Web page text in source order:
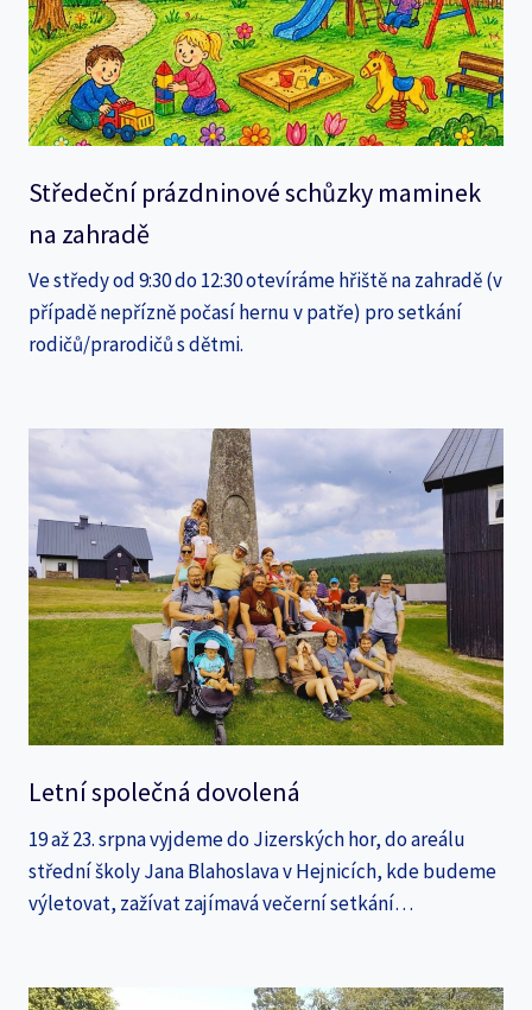
Středeční prázdninové schůzky maminek
na zahradě
Ve středy od 9:30 do 12:30 otevíráme hřiště na zahradě (v
případě nepřízně počasí hernu v patře) pro setkání
rodičů/prarodičů s dětmi.
Letní společná dovolená
19 až 23. srpna vyjdeme do Jizerských hor, do areálu
střední školy Jana Blahoslava v Hejnicích, kde budeme
výletovat, zažívat zajímavá večerní setkání…